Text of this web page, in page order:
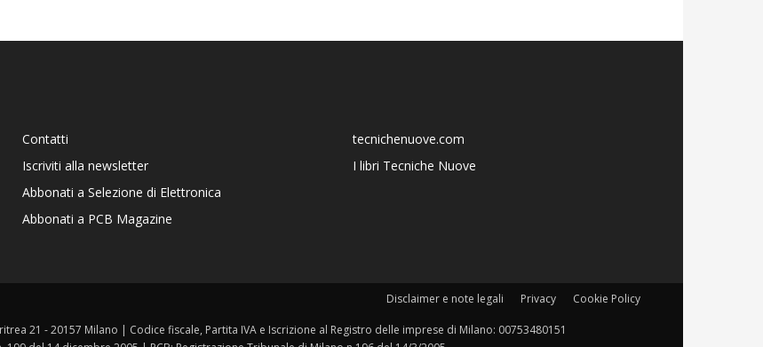
Contatti
Iscriviti alla newsletter
Abbonati a Selezione di Elettronica
Abbonati a PCB Magazine
tecnichenuove.com
I libri Tecniche Nuove
Disclaimer e note legali Privacy Cookie Policy
21 - 20157 Milano | Codice fiscale, Partita IVA e Iscrizione al Registro delle imprese di Milano: 00753480151